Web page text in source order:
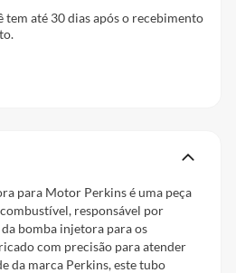
tem até 30 dias após o recebimento
para Motor Perkins é uma peça
responsável por
bomba injetora para os
com precisão para atender
da marca Perkins, este tubo